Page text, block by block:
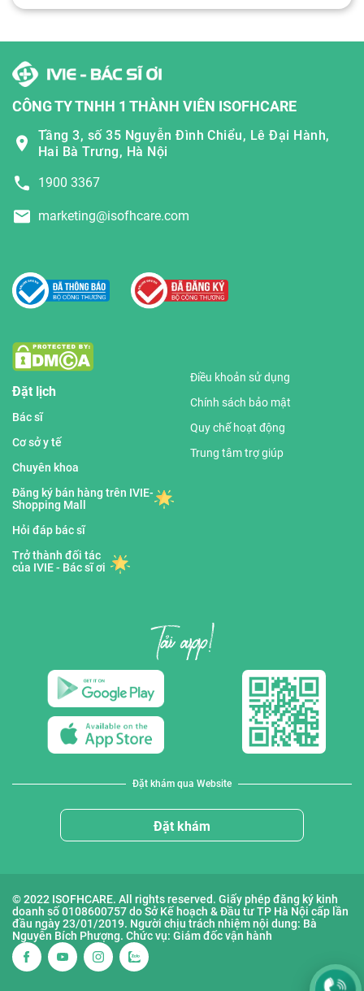
CÔNG TY TNHH 1 THÀNH VIÊN ISOFHCARE
Tầng 3, số 35 Nguyễn Đình Chiểu, Lê Đại Hành,
Hai Bà Trưng, Hà Nội
1900 3367
marketing@isofhcare.com
Đặt lịch
Bác sĩ
Cơ sở y tế
Chuyên khoa
Đăng ký bán hàng trên IVIE-
Shopping Mall
Hỏi đáp bác sĩ
Trở thành đối tác
của IVIE - Bác sĩ ơi
Điều khoản sử dụng
Chính sách bảo mật
Quy chế hoạt động
Trung tâm trợ giúp
Đặt khám qua Website
Đặt khám
© 2022 ISOFHCARE. All rights reserved. Giấy phép đăng ký kinh
doanh số 0108600757 do Sở Kế hoạch & Đầu tư TP Hà Nội cấp lần
đầu ngày 23/01/2019. Người chịu trách nhiệm nội dung: Bà
Nguyễn Bích Phượng. Chức vụ: Giám đốc vận hành